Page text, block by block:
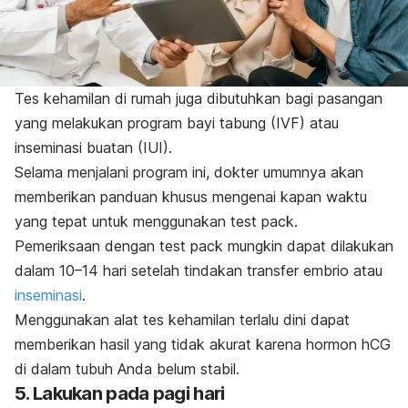
Tes kehamilan di rumah juga dibutuhkan bagi pasangan
yang melakukan program bayi tabung (IVF) atau
inseminasi buatan (IUI).
Selama menjalani program ini, dokter umumnya akan
memberikan panduan khusus mengenai kapan waktu
yang tepat untuk menggunakan test pack.
Pemeriksaan dengan test pack mungkin dapat dilakukan
dalam 10–14 hari setelah tindakan transfer embrio atau
inseminasi.
Menggunakan alat tes kehamilan terlalu dini dapat
memberikan hasil yang tidak akurat karena hormon hCG
di dalam tubuh Anda belum stabil.
5. Lakukan pada pagi hari